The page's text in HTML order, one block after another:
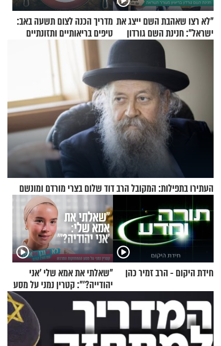
"לא רצו שאהבת השם ייצג את
ישראל": חנינת השם גורדון
בריאיון מעורר השראה
מדריך הכנה לצום תשעה באב:
טיפים בריאותיים ותזונתיים
לשמירה על הגוף
העתירו בתפילות: המקובל הרב דוד שלום בצרי מורדם ומונשם
חידת היקום - הרב זמיר כהן
"שאלתי את אמא שלי 'אני
יהודייה?'": קטרין נמני על מסע
ההתחזקות המרגש